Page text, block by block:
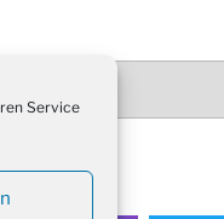
Service
zum Volkstrauertag am
Ev. Gemeindehaus von 14-